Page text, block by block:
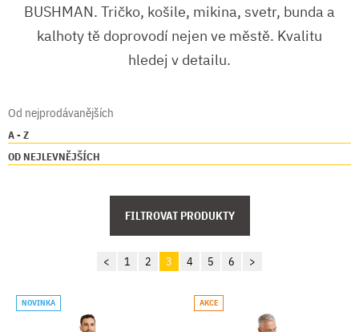
BUSHMAN. Tričko, košile, mikina, svetr, bunda a
kalhoty tě doprovodí nejen ve městě. Kvalitu
hledej v detailu.
Od nejprodávanějších
A - Z
OD NEJLEVNĚJŠÍCH
FILTROVAT PRODUKTY
< 1 2 3 4 5 6 >
NOVINKA AKCE